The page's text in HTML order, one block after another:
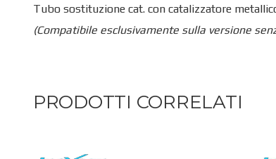
Tubo sostituzione cat. con catalizzatore
(Compatibile esclusivamente sulla versione
PRODOTTI CORRELATI